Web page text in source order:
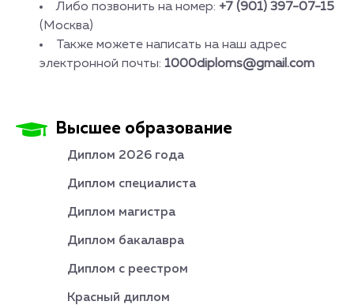
Либо позвонить на номер: +7 (901) 397-07-15
(Москва)
Также можете написать на наш адрес
электронной почты: 1000diploms@gmail.com
Высшее образование
Диплом 2026 года
Диплом специалиста
Диплом магистра
Диплом бакалавра
Диплом с реестром
Красный диплом